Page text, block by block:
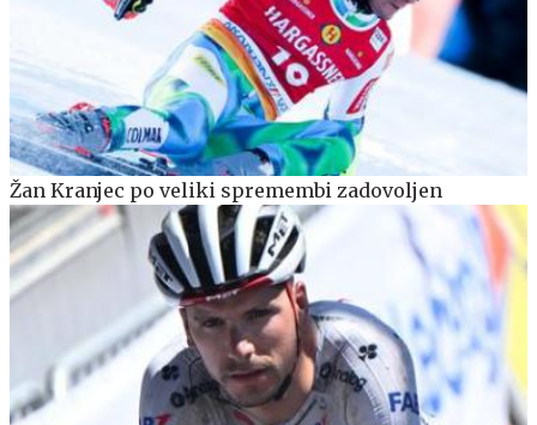
Žan Kranjec po veliki spremembi zadovoljen